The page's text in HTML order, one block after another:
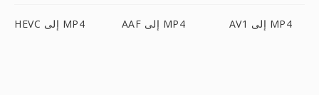
HEVC إلى MP4 AAF إلى MP4 AV1 إلى MP4